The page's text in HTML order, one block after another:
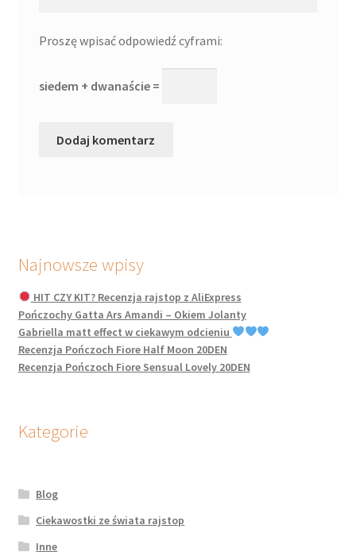
Proszę wpisać odpowiedź cyframi:
siedem + dwanaście =
Najnowsze wpisy
HIT CZY KIT? Recenzja rajstop z AliExpress
Pończochy Gatta Ars Amandi – Okiem Jolanty
Gabriella matt effect w ciekawym odcieniu
Recenzja Pończoch Fiore Half Moon 20DEN
Recenzja Pończoch Fiore Sensual Lovely 20DEN
Kategorie
Blog
Ciekawostki ze świata rajstop
Inne